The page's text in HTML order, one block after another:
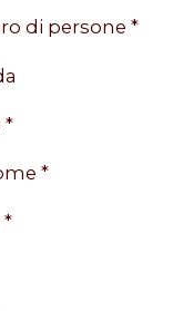
di persone *
*
*
*